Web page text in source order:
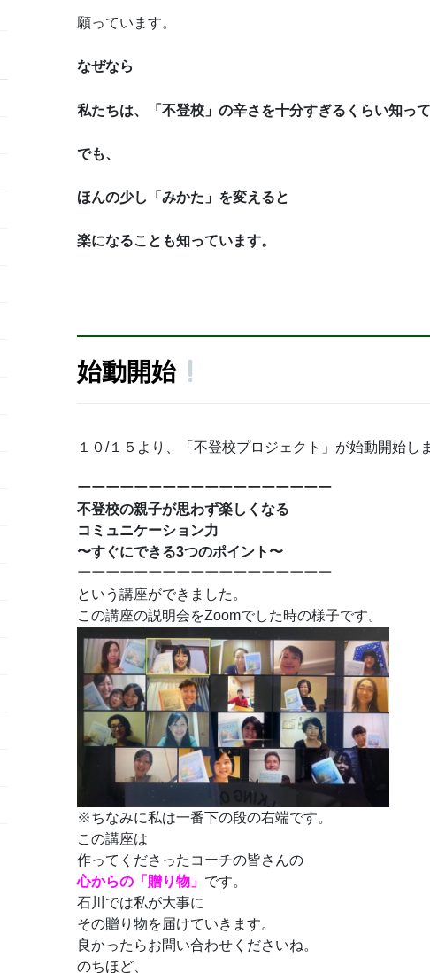
願っています。
なぜなら
私たちは、「不登校」の辛さを十分すぎるくらい知っ
でも、
ほんの少し「みかた」を変えると
楽になることも知っています。
始動開始
１０/１５より、「不登校プロジェクト」が始動開始し
ーーーーーーーーーーーーーーーーーー
不登校の親子が思わず楽しくなる
コミュニケーション力
〜すぐにできる3つのポイント〜
ーーーーーーーーーーーーーーーーーー
という講座ができました。
この講座の説明会をZoomでした時の様子です。
※ちなみに私は一番下の段の右端です。
この講座は
作ってくださったコーチの皆さんの
心からの「贈り物」 です。
石川では私が大事に
その贈り物を届けていきます。
良かったらお問い合わせくださいね。
のちほど、